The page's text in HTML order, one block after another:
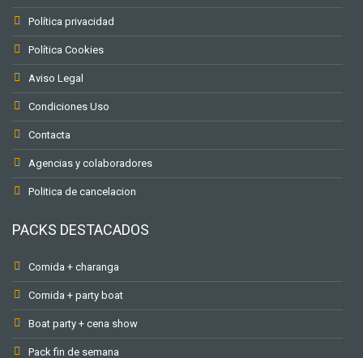
Política privacidad
Política Cookies
Aviso Legal
Condiciones Uso
Contacta
Agencias y colaboradores
Politica de cancelacion
PACKS DESTACADOS
Comida + charanga
Comida + party boat
Boat party + cena show
Pack fin de semana